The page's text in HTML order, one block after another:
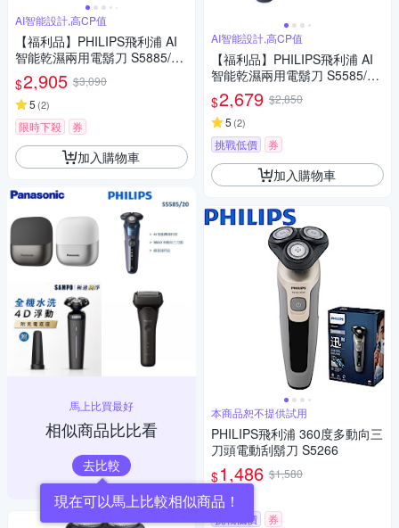
AI智能設計,高CP值
【福利品】PHILIPS飛利浦 AI
智能乾濕兩用電鬍刀 S5885/10
(一年保固)
$2,905 $3,090
5 (2)
限時下殺 券
加入購物車
馬上比買最好
相似商品比比看
去比較
現在可以馬上比較相似商品！
AI智能設計,高CP值
【福利品】PHILIPS飛利浦 AI
智能乾濕兩用電鬍刀 S5585/20
(一年保固)
$2,679 $2,850
5 (2)
挑戰低價 券
加入購物車
本商品恕不提供試用
PHILIPS飛利浦 360度多動向三
刀頭電動刮鬍刀 S5266
$1,486 $1,580
4.3
挑戰低價 券